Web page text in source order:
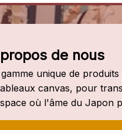
de nous
unique de produits
canvas, pour
où l'âme du Japon